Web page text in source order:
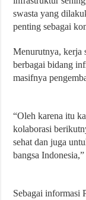
swasta yang
penting sebagai
Menurutnya, kerja
berbagai bidang
masifnya
“Oleh karena itu
kolaborasi
sehat dan juga
bangsa
Sebagai informasi